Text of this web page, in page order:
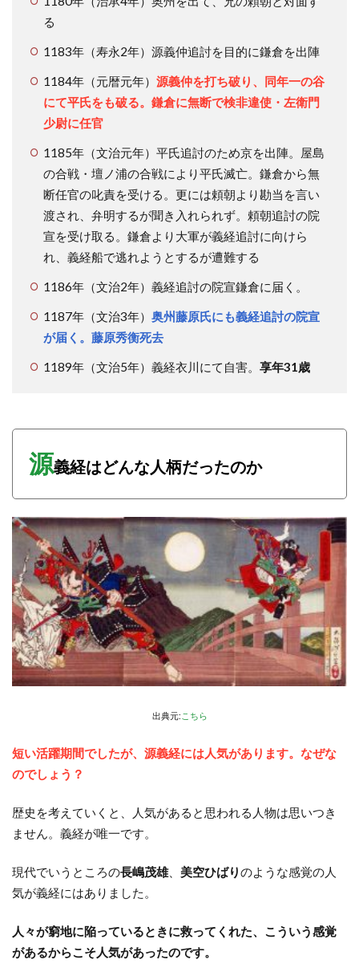
る
1183年（寿永2年）源義仲追討を目的に鎌倉を出陣
1184年（元暦元年） 源義仲を打ち破り、同年一の谷
にて平氏をも破る。鎌倉に無断で検非違使・左衛門
少尉に任官
1185年（文治元年）平氏追討のため京を出陣。屋島
の合戦・壇ノ浦の合戦により平氏滅亡。鎌倉から無
断任官の叱責を受ける。更には頼朝より勘当を言い
渡され、弁明するが聞き入れられず。頼朝追討の院
宣を受け取る。鎌倉より大軍が義経追討に向けら
れ、義経船で逃れようとするが遭難する
1186年（文治2年）義経追討の院宣鎌倉に届く。
1187年（文治3年） 奥州藤原氏にも義経追討の院宣
が届く。藤原秀衡死去
1189年（文治5年）義経衣川にて自害。 享年31歳
源義経はどんな人柄だったのか
出典元: こちら
短い活躍期間でしたが、源義経には人気があります。なぜな
のでしょう？
歴史を考えていくと、人気があると思われる人物は思いつき
ません。義経が唯一です。
現代でいうところの長嶋茂雄、 美空ひばりのような感覚の人
気が義経にはありました。
人々が窮地に陥っているときに救ってくれた、こういう感覚
があるからこそ人気があったのです。